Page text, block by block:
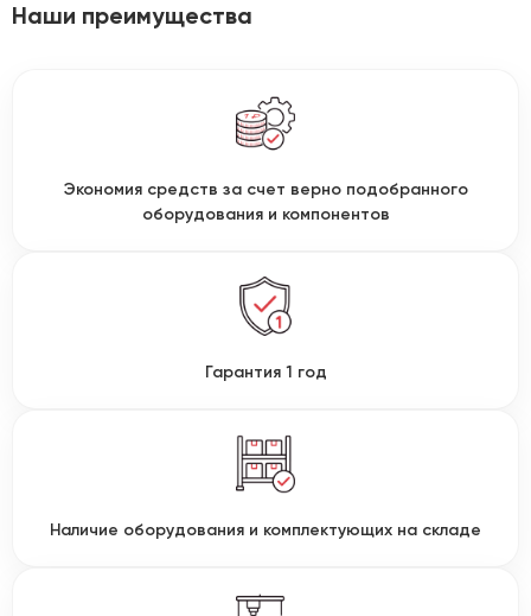
Наши преимущества
Экономия средств за счет верно подобранного
оборудования и компонентов
Гарантия 1 год
Наличие оборудования и комплектующих на складе